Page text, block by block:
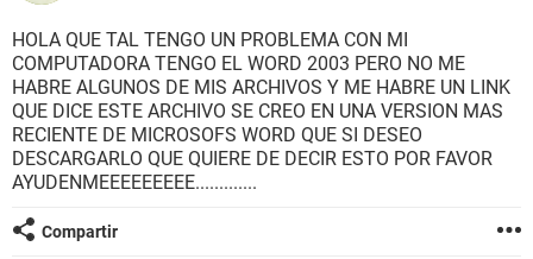
HOLA QUE TAL TENGO UN PROBLEMA CON MI
COMPUTADORA TENGO EL WORD 2003 PERO NO ME
HABRE ALGUNOS DE MIS ARCHIVOS Y ME HABRE UN LINK
QUE DICE ESTE ARCHIVO SE CREO EN UNA VERSION MAS
RECIENTE DE MICROSOFS WORD QUE SI DESEO
DESCARGARLO QUE QUIERE DE DECIR ESTO POR FAVOR
AYUDENMEEEEEEEEE.............
Compartir